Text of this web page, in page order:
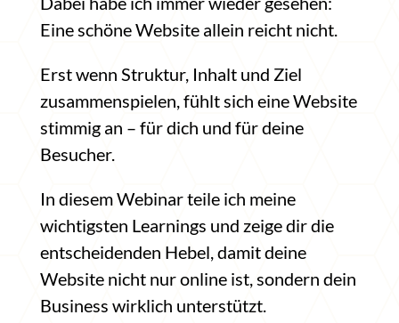
Eine schöne Website allein reicht nicht.
Erst wenn Struktur, Inhalt und Ziel
zusammenspielen, fühlt sich eine Website
stimmig an – für dich und für deine
Besucher.
In diesem Webinar teile ich meine
wichtigsten Learnings und zeige dir die
entscheidenden Hebel, damit deine
Website nicht nur online ist, sondern dein
Business wirklich unterstützt.